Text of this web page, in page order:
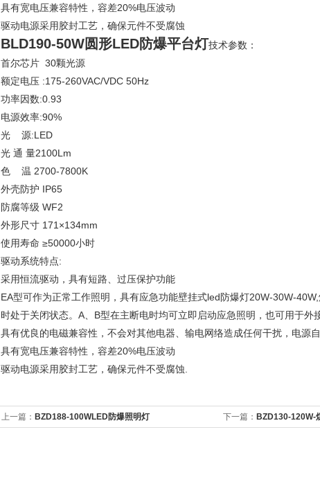
具有宽电压兼容特性，容差20%电压波动
驱动电源采用胶封工艺，确保元件不受腐蚀
BLD190-50W圆形LED防爆平台灯技术参数：
首尔芯片 30颗光源
额定电压 :175-260VAC/VDC 50Hz
功率因数:0.93
电源效率:90%
光 源:LED
光 通 量2100Lm
色 温 2700-7800K
外壳防护 IP65
防腐等级 WF2
外形尺寸 171×134mm
使用寿命 ≥50000小时
驱动系统特点:
采用恒流驱动，具有短路、过压保护功能
EA型可作为正常工作照明，具有应急功能壁挂式led防爆灯20W-30W-
时处于关闭状态。A、B型在主断电时均可立即启动应急照明，也可用于外
具有优良的电磁兼容性，不会对其他电器、输电网络造成任何干扰，电源
具有宽电压兼容特性，容差20%电压波动
驱动电源采用胶封工艺，确保元件不受腐蚀.
上一篇： BZD188-100WLED防爆照明灯 下一篇： BZD130-120W-